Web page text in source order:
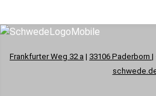
Frankfurter Weg 32 a | 33106 Paderborn |